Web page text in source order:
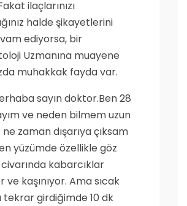
ilaçlarınızı
halde şikayetlerini
ediyorsa, bir
Uzmanına muayene
muhakkak fayda var.
sayın doktor.Ben 28
ve neden bilmem uzun
ne zaman dışarıya çıksam
yüzümde özellikle göz
kabarcıklar
ve kaşınıyor. Ama sıcak
girdiğimde 10 dk